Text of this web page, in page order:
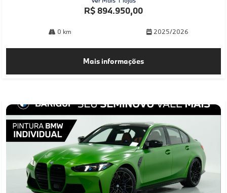
R$ 894.950,00
0 km 2025/2026
Mais informações